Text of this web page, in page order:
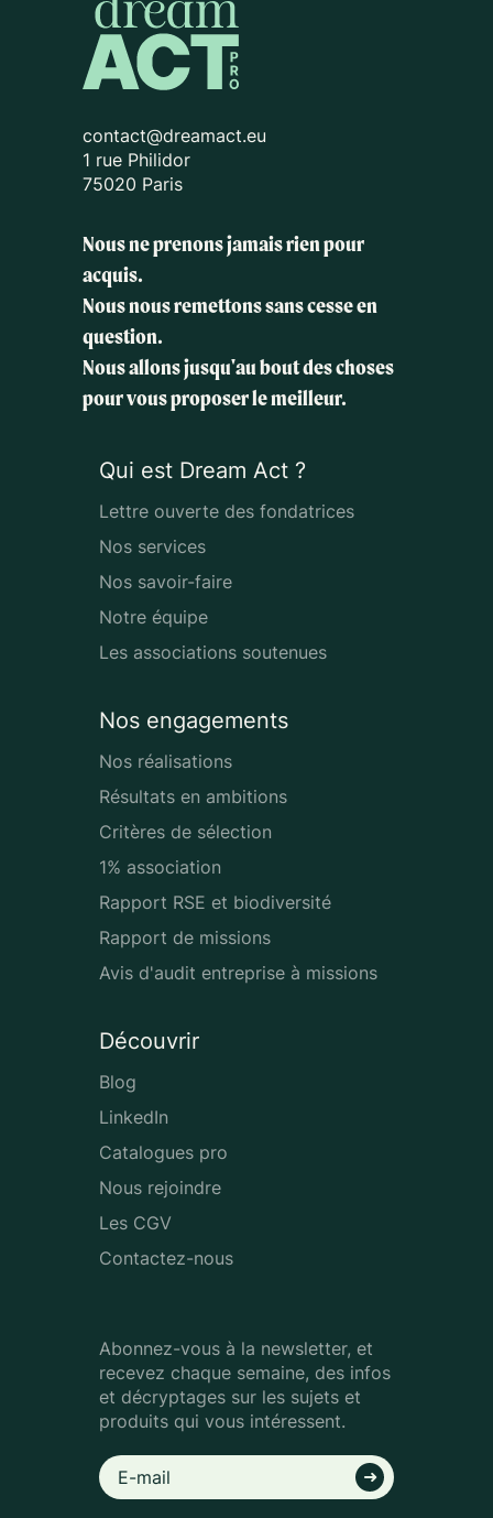
contact@dreamact.eu
1 rue Philidor
75020 Paris
Nous ne prenons jamais rien pour
acquis.
Nous nous remettons sans cesse en
question.
Nous allons jusqu'au bout des choses
pour vous proposer le meilleur.
Qui est Dream Act ?
Lettre ouverte des fondatrices
Nos services
Nos savoir-faire
Notre équipe
Les associations soutenues
Nos engagements
Nos réalisations
Résultats en ambitions
Critères de sélection
1% association
Rapport RSE et biodiversité
Rapport de missions
Avis d'audit entreprise à missions
Découvrir
Blog
LinkedIn
Catalogues pro
Nous rejoindre
Les CGV
Contactez-nous
Abonnez-vous à la newsletter, et
recevez chaque semaine, des infos
et décryptages sur les sujets et
produits qui vous intéressent.